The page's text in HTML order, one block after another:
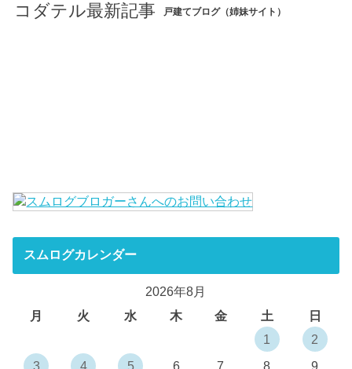
コダテル最新記事 戸建てブログ（姉妹サイト）
スムログカレンダー
2026年8月
月
火 水 木 金 土
日
1
2
3
4 5 6 7 8
9